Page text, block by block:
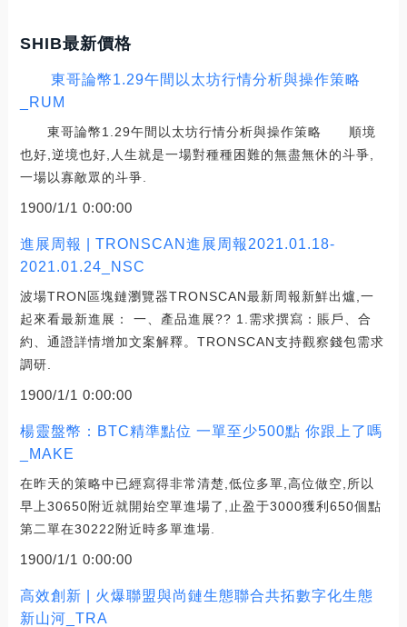
SHIB最新價格
東哥論幣1.29午間以太坊行情分析與操作策略
_RUM
東哥論幣1.29午間以太坊行情分析與操作策略 順境
也好,逆境也好,人生就是一場對種種困難的無盡無休的斗爭,
一場以寡敵眾的斗爭.
1900/1/1 0:00:00
進展周報 | TRONSCAN進展周報2021.01.18-
2021.01.24_NSC
波場TRON區塊鏈瀏覽器TRONSCAN最新周報新鮮出爐,一
起來看最新進展： 一、產品進展?? 1.需求撰寫：賬戶、合
約、通證詳情增加文案解釋。TRONSCAN支持觀察錢包需求
調研.
1900/1/1 0:00:00
楊靈盤幣：BTC精準點位 一單至少500點 你跟上了嗎
_MAKE
在昨天的策略中已經寫得非常清楚,低位多單,高位做空,所以
早上30650附近就開始空單進場了,止盈于3000獲利650個點
第二單在30222附近時多單進場.
1900/1/1 0:00:00
高效創新 | 火爆聯盟與尚鏈生態聯合共拓數字化生態
新山河_TRA